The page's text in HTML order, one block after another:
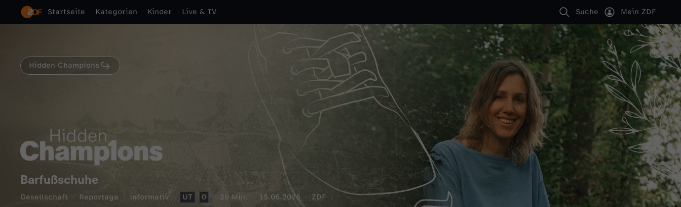
Startseite Kategorien Kinder Live & TV Suche Mein ZDF
Hidden Champions
Barfußschuhe
Gesellschaft Reportage informativ UT 0 29 Min. 15.06.2025 ZDF